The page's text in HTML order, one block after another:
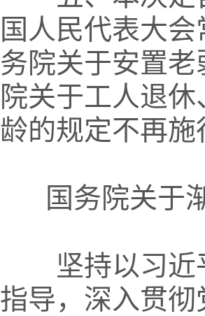
国人民代表大
务院关于安置
院关于工人退
龄的规定不再施
国务院关于
坚持以习近
指导，深入贯